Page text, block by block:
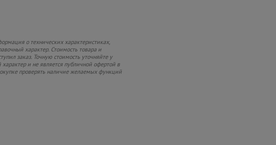
о технических характеристиках,
характер. Стоимость товара и
заказ. Точную стоимость уточняйте у
и не является публичной офертой в
проверять наличие желаемых функций